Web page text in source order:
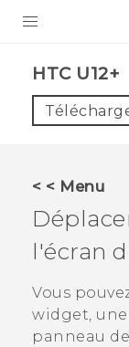
VIVE
VIVERSE
ASSISTANCE
Appareils
Connexion
HTC U12+‎
< < Menu
l'écran
Vous
widget,
panneau